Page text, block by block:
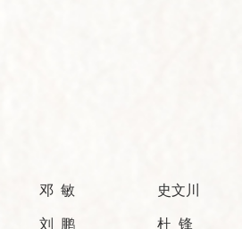
邓 敏 史文川
刘 鹏 杜 锋